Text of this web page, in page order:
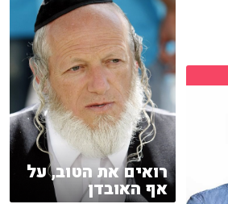
רואים את הטוב, על
אף האובדן